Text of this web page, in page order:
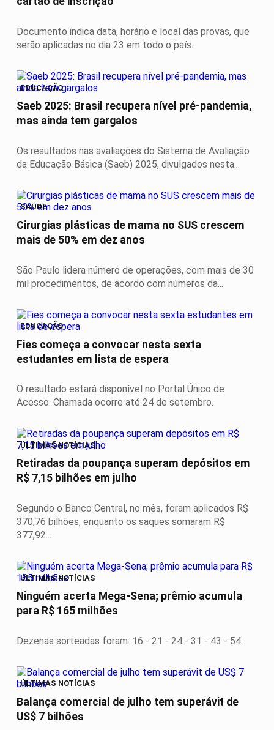
Documento indica data, horário e local das provas, que
serão aplicadas no dia 23 em todo o país.
EDUCAÇÃO
Saeb 2025: Brasil recupera nível pré-pandemia,
mas ainda tem gargalos
Os resultados nas avaliações do Sistema de Avaliação
da Educação Básica (Saeb) 2025, divulgados nesta...
SAÚDE
Cirurgias plásticas de mama no SUS crescem
mais de 50% em dez anos
São Paulo lidera número de operações, com mais de 30
mil procedimentos, de acordo com números da...
EDUCAÇÃO
Fies começa a convocar nesta sexta
estudantes em lista de espera
O resultado estará disponível no Portal Único de
Acesso. Chamada ocorre até 24 de setembro.
ÚLTIMAS NOTÍCIAS
Retiradas da poupança superam depósitos em
R$ 7,15 bilhões em julho
Segundo o Banco Central, no mês, foram aplicados R$
370,76 bilhões, enquanto os saques somaram R$
377,92...
ÚLTIMAS NOTÍCIAS
Ninguém acerta Mega-Sena; prêmio acumula
para R$ 165 milhões
Dezenas sorteadas foram: 16 - 21 - 24 - 31 - 43 - 54
ÚLTIMAS NOTÍCIAS
Balança comercial de julho tem superávit de
US$ 7 bilhões